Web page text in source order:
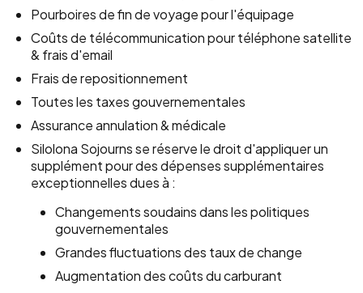
Pourboires de fin de voyage pour l'équipage
Coûts de télécommunication pour téléphone satellite
& frais d'email
Frais de repositionnement
Toutes les taxes gouvernementales
Assurance annulation & médicale
Silolona Sojourns se réserve le droit d'appliquer un
supplément pour des dépenses supplémentaires
exceptionnelles dues à :
Changements soudains dans les politiques
gouvernementales
Grandes fluctuations des taux de change
Augmentation des coûts du carburant